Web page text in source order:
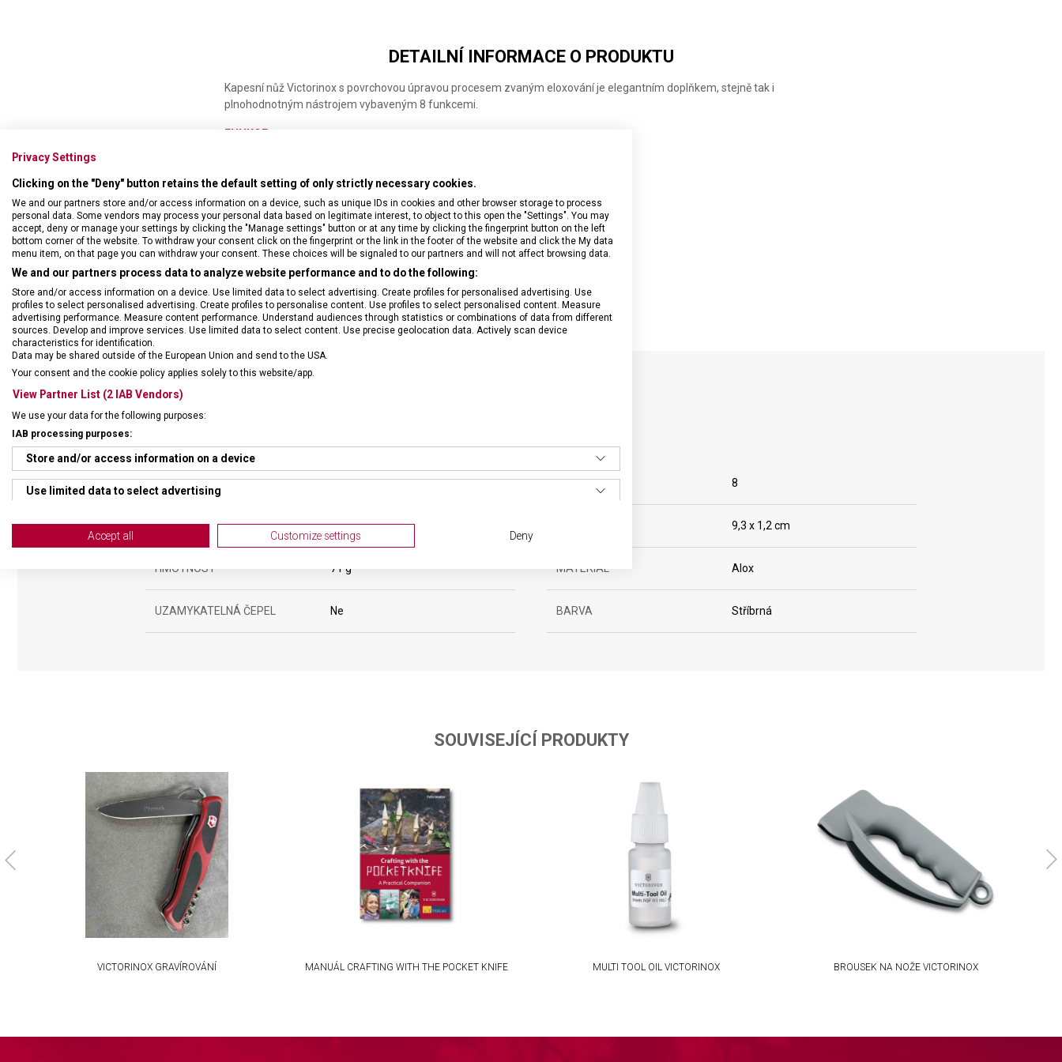
DETAILNÍ INFORMACE O PRODUKTU
Kapesní nůž Victorinox s povrchovou úpravou procesem zvaným eloxování je elegantním doplňkem, stejně tak i
plnohodnotným nástrojem vybaveným 8 funkcemi.
FUNKCE:
• otvírák na konzervy
• šroubovák 3 mm
• šroubovák 7 mm
• výstružník, bodec
• odstraňovač izolace
• kroužek na klíče
DRUH ZBOŽÍ Kapesní nože
ZÁRUKA 24 měsíců
HMOTNOST 71 g
UZAMYKATELNÁ ČEPEL Ne
POČET FUNKCÍ 8
9,3 x 1,2 cm
MATERIÁL Alox
BARVA Stříbrná
SOUVISEJÍCÍ PRODUKTY
VICTORINOX GRAVÍROVÁNÍ MANUÁL CRAFTING WITH THE POCKET KNIFE MULTI TOOL OIL VICTORINOX BROUSEK NA NOŽE VICTORINOX
Privacy Settings
Clicking on the "Deny" button retains the default setting of only strictly necessary cookies.
We and our partners store and/or access information on a device, such as unique IDs in cookies and other browser storage to process
personal data. Some vendors may process your personal data based on legitimate interest, to object to this open the "Settings". You may
accept, deny or manage your settings by clicking the "Manage settings" button or at any time by clicking the fingerprint button on the left
bottom corner of the website. To withdraw your consent click on the fingerprint or the link in the footer of the website and click the My data
menu item, on that page you can withdraw your consent. These choices will be signaled to our partners and will not affect browsing data.
We and our partners process data to analyze website performance and to do the following:
Store and/or access information on a device. Use limited data to select advertising. Create profiles for personalised advertising. Use
profiles to select personalised advertising. Create profiles to personalise content. Use profiles to select personalised content. Measure
advertising performance. Measure content performance. Understand audiences through statistics or combinations of data from different
sources. Develop and improve services. Use limited data to select content. Use precise geolocation data. Actively scan device
characteristics for identification.
Data may be shared outside of the European Union and send to the USA.
Your consent and the cookie policy applies solely to this website/app.
View Partner List (2 IAB Vendors)
We use your data for the following purposes:
IAB processing purposes:
Store and/or access information on a device
Use limited data to select advertising
Create profiles for personalised advertising
Create profiles to personalise content
Use limited data to select content
IAB Special Features:
Use precise geolocation data
Identify devices based on information actively requested
Non-IAB processing purposes:
Accept all Customize settings Deny